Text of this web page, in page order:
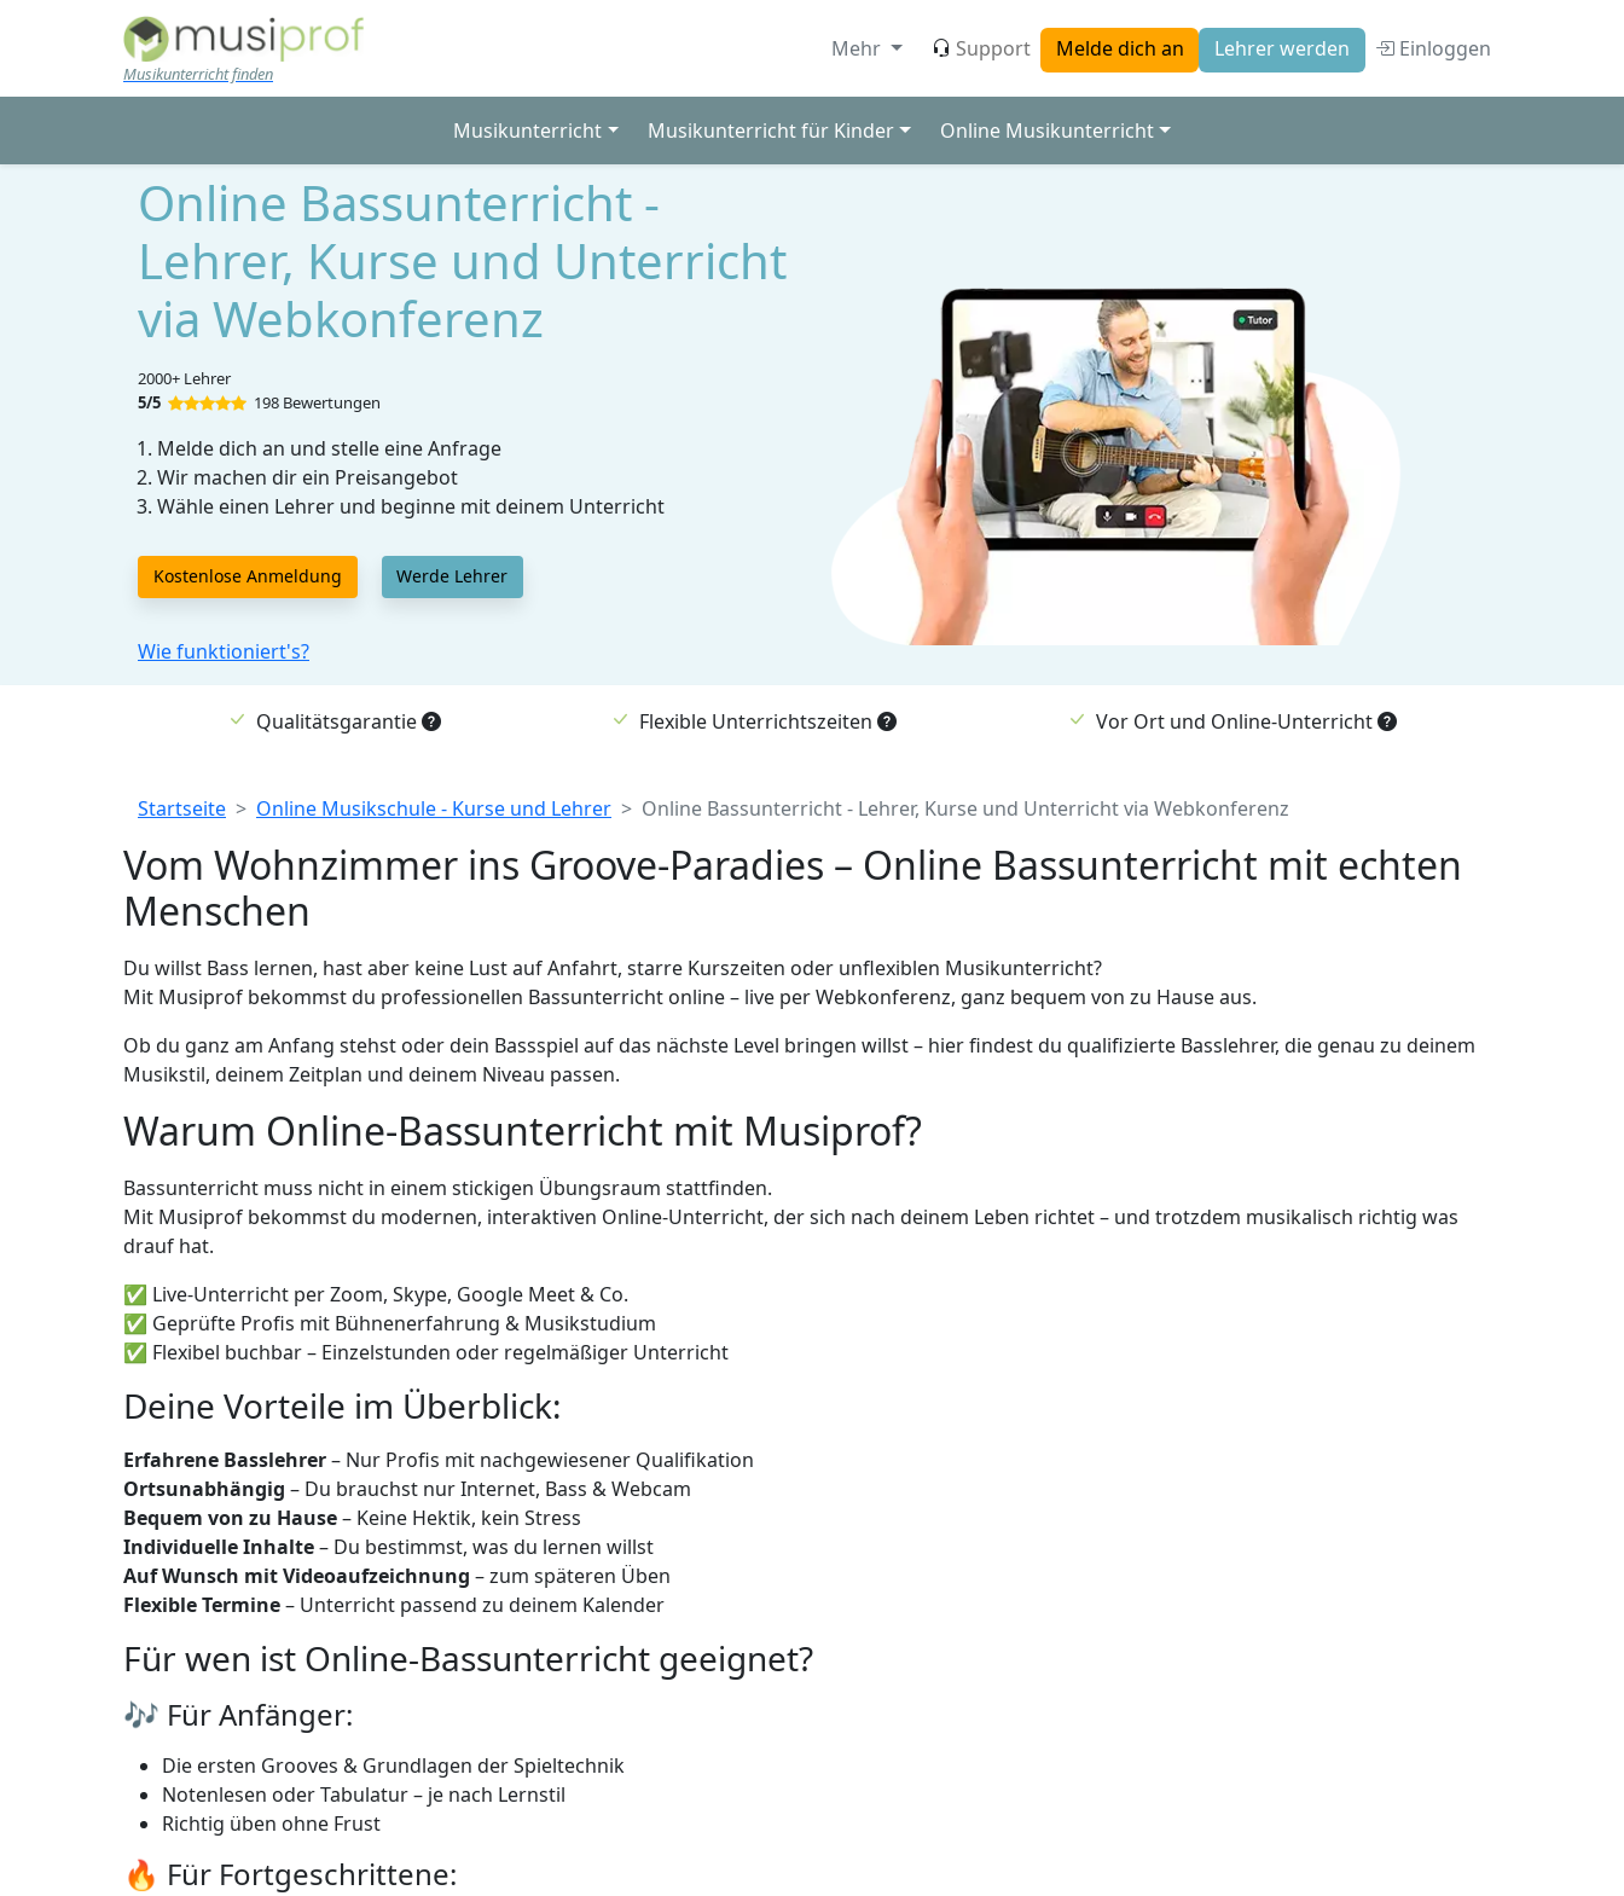
Skip to main content
Musikunterricht finden
Mehr Support Melde dich an Lehrer werden Einloggen
Musikunterricht Musikunterricht für Kinder Online Musikunterricht
Online Bassunterricht -
Lehrer, Kurse und Unterricht
via Webkonferenz
2000+ Lehrer
5/5
198 Bewertungen
Melde dich an und stelle eine Anfrage
Wir machen dir ein Preisangebot
Wähle einen Lehrer und beginne mit deinem Unterricht
Kostenlose Anmeldung Werde Lehrer
Wie funktioniert's?
Qualitätsgarantie Flexible Unterrichtszeiten Vor Ort und Online-Unterricht
Breadcrumb
Startseite Online Musikschule - Kurse und Lehrer Online Bassunterricht - Lehrer, Kurse und Unterricht via Webkonferenz
Vom Wohnzimmer ins Groove-Paradies – Online Bassunterricht mit echten
Menschen
Du willst Bass lernen, hast aber keine Lust auf Anfahrt, starre Kurszeiten oder unflexiblen Musikunterricht?
Mit Musiprof bekommst du professionellen Bassunterricht online – live per Webkonferenz, ganz bequem von zu Hause aus.
Ob du ganz am Anfang stehst oder dein Bassspiel auf das nächste Level bringen willst – hier findest du qualifizierte Basslehrer, die genau zu deinem
Musikstil, deinem Zeitplan und deinem Niveau passen.
Warum Online-Bassunterricht mit Musiprof?
Bassunterricht muss nicht in einem stickigen Übungsraum stattfinden.
Mit Musiprof bekommst du modernen, interaktiven Online-Unterricht, der sich nach deinem Leben richtet – und trotzdem musikalisch richtig was
drauf hat.
✅ Live-Unterricht per Zoom, Skype, Google Meet & Co.
✅ Geprüfte Profis mit Bühnenerfahrung & Musikstudium
✅ Flexibel buchbar – Einzelstunden oder regelmäßiger Unterricht
Deine Vorteile im Überblick:
Erfahrene Basslehrer– Nur Profis mit nachgewiesener Qualifikation
Ortsunabhängig – Du brauchst nur Internet, Bass & Webcam
Bequem von zu Hause– Keine Hektik, kein Stress
Individuelle Inhalte– Du bestimmst, was du lernen willst
Auf Wunsch mit Videoaufzeichnung – zum späteren Üben
Flexible Termine– Unterricht passend zu deinem Kalender
Für wen ist Online-Bassunterricht geeignet?
🎶 Für Anfänger:
Die ersten Grooves & Grundlagen der Spieltechnik
Notenlesen oder Tabulatur – je nach Lernstil
Richtig üben ohne Frust
🔥 Für Fortgeschrittene: